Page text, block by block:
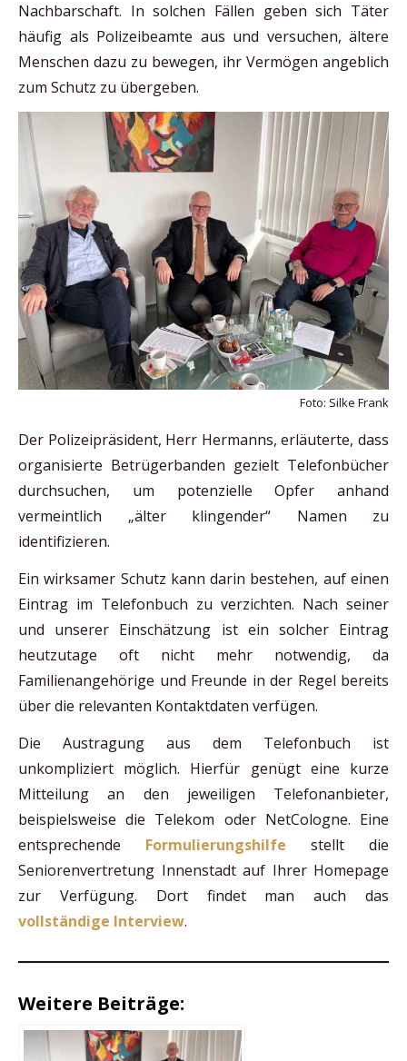
Nachbarschaft. In solchen Fällen geben sich Täter
häufig als Polizeibeamte aus und versuchen, ältere
Menschen dazu zu bewegen, ihr Vermögen angeblich
zum Schutz zu übergeben.
Foto: Silke Frank
Der Polizeipräsident, Herr Hermanns, erläuterte, dass
organisierte Betrügerbanden gezielt Telefonbücher
durchsuchen, um potenzielle Opfer anhand
vermeintlich „älter klingender“ Namen zu
identifizieren.
Ein wirksamer Schutz kann darin bestehen, auf einen
Eintrag im Telefonbuch zu verzichten. Nach seiner
und unserer Einschätzung ist ein solcher Eintrag
heutzutage oft nicht mehr notwendig, da
Familienangehörige und Freunde in der Regel bereits
über die relevanten Kontaktdaten verfügen.
Die Austragung aus dem Telefonbuch ist
unkompliziert möglich. Hierfür genügt eine kurze
Mitteilung an den jeweiligen Telefonanbieter,
beispielsweise die Telekom oder NetCologne. Eine
entsprechende Formulierungshilfe stellt die
Seniorenvertretung Innenstadt auf Ihrer Homepage
zur Verfügung. Dort findet man auch das
vollständige Interview.
Weitere Beiträge: